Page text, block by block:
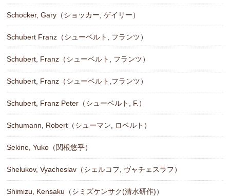
Schocker, Gary（ショッカー, ゲイリー）
Schubert Franz（シューベルト, フランツ）
Schubert, Franz（シューベルト, フランツ）
Schubert, Franz（シューベルト,フランツ）
Schubert, Franz Peter（シューベルト, F.）
Schumann, Robert（シューマン, ロベルト）
Sekine, Yuko（関根悠乎）
Shelukov, Vyacheslav（シェルコフ, ヴャチェスラフ）
Shimizu, Kensaku（シミズケンサク(清水研作)）